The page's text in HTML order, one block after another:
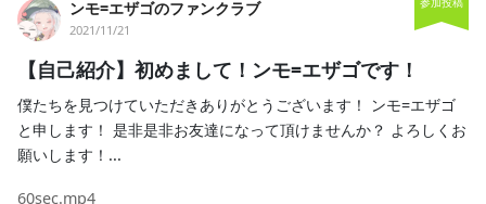
お絵描き友達になっていただける方は登録お願いします。
🌹PIXIV🌹
→https://www.pixiv.net/users/15492008
→https://twitter.com/nomeazog
ンモ=エザゴのファンクラブ
2021/11/21
【自己紹介】初めまして！ンモ=エザゴです！
僕たちを見つけていただきありがとうございます！ ンモ=エザゴ
と申します！ 是非是非お友達になって頂けませんか？ よろしくお
願いします！...
60sec.mp4